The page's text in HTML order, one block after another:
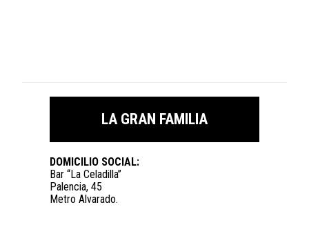
LA GRAN FAMILIA
DOMICILIO SOCIAL:
Bar “La Celadilla”
Palencia, 45
Metro Alvarado.